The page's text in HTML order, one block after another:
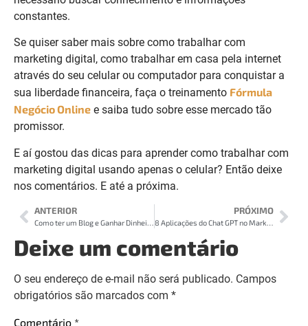
constantes.
Se quiser saber mais sobre como trabalhar com
marketing digital, como trabalhar em casa pela internet
através do seu celular ou computador para conquistar a
sua liberdade financeira, faça o treinamento Fórmula
Negócio Online e saiba tudo sobre esse mercado tão
promissor.
E aí gostou das dicas para aprender como trabalhar com
marketing digital usando apenas o celular? Então deixe
nos comentários. E até a próxima.
ANTERIOR
Como ter um Blog e Ganhar Dinheiro Com Ele | Guia Definitivo para 2025
PRÓXIMO
8 Aplicações do Chat GPT no Marketing Digital
Deixe um comentário
O seu endereço de e-mail não será publicado. Campos
obrigatórios são marcados com *
Comentário *